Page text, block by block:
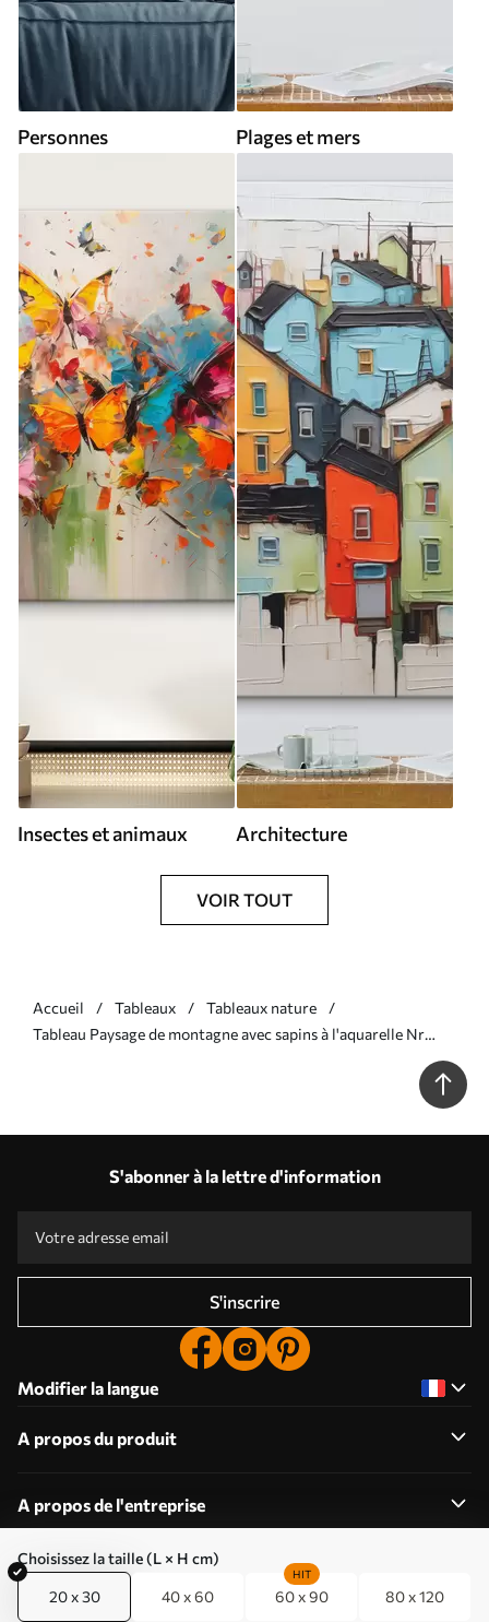
Choisissez la taille (L × H cm)
20 x 30 40 x 60 60 x 90
HIT
80 x 120
Personnes Plages et mers
Insectes et animaux Architecture
VOIR TOUT
Accueil Tableaux
Tableaux nature
Tableau Paysage de montagne avec sapins à l'aquarelle Nr
S'abonner à la lettre d'information
S'inscrire
Modifier la langue
A propos du produit
A propos de l'entreprise
Modifier les autorisations relatives aux cookies